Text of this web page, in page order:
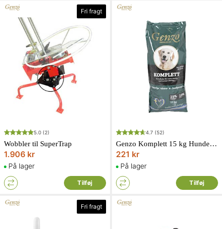
Fri fragt
5.0 (2)
Wobbler til SuperTrap
1.906 kr
På lager
Tilføj
4.7 (52)
Genzo Komplett 15 kg Hundefoder
221 kr
På lager
Tilføj
Fri fragt